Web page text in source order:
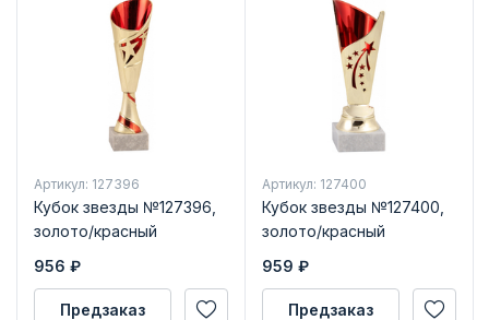
Артикул: 127396
Кубок звезды №127396,
золото/красный
956 ₽
Предзаказ
Артикул: 127400
Кубок звезды №127400,
золото/красный
959 ₽
Предзаказ